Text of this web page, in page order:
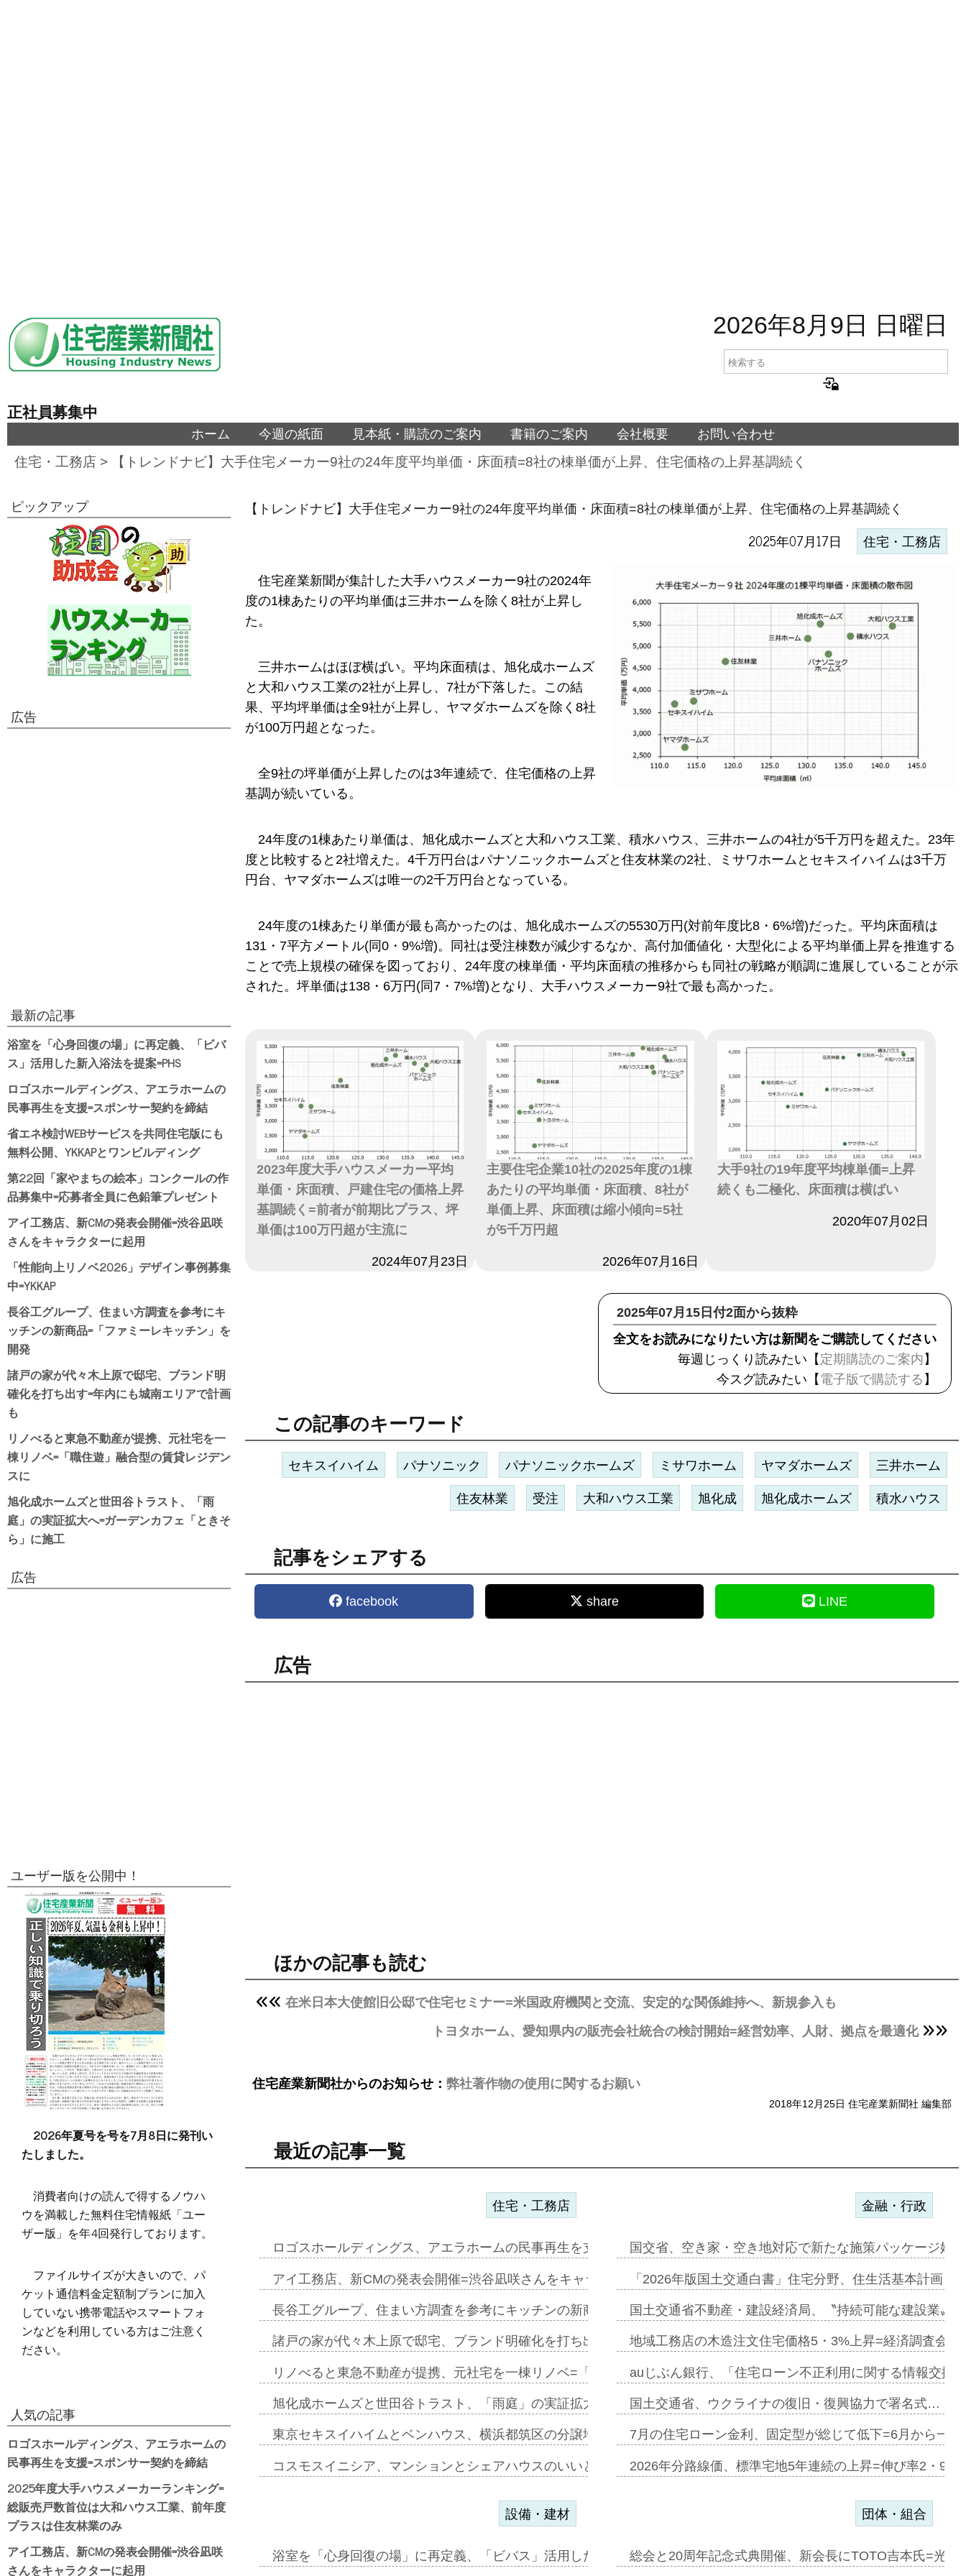
2026年8月9日 日曜日
正社員募集中
ホーム 今週の紙面 見本紙・購読のご案内 書籍のご案内 会社概要 お問い合わせ
住宅・工務店 > 【トレンドナビ】大手住宅メーカー9社の24年度平均単価・床面積=8社の棟単価が上昇、住宅価格の上昇基調続く
【トレンドナビ】大手住宅メーカー9社の24年度平均単価・床面積=8社の棟単価が上昇、住宅価格の上昇基調続く
2025年07月17日 住宅・工務店
住宅産業新聞が集計した大手ハウスメーカー9社の2024年
度の1棟あたりの平均単価は三井ホームを除く8社が上昇し
た。
三井ホームはほぼ横ばい。平均床面積は、旭化成ホームズ
と大和ハウス工業の2社が上昇し、7社が下落した。この結
果、平均坪単価は全9社が上昇し、ヤマダホームズを除く8社
が100万円超となった。
全9社の坪単価が上昇したのは3年連続で、住宅価格の上昇
基調が続いている。
24年度の1棟あたり単価は、旭化成ホームズと大和ハウス工業、積水ハウス、三井ホームの4社が5千万円を超えた。23年
度と比較すると2社増えた。4千万円台はパナソニックホームズと住友林業の2社、ミサワホームとセキスイハイムは3千万
円台、ヤマダホームズは唯一の2千万円台となっている。
24年度の1棟あたり単価が最も高かったのは、旭化成ホームズの5530万円(対前年度比8・6%増)だった。平均床面積は
131・7平方メートル(同0・9%増)。同社は受注棟数が減少するなか、高付加価値化・大型化による平均単価上昇を推進する
ことで売上規模の確保を図っており、24年度の棟単価・平均床面積の推移からも同社の戦略が順調に進展していることが示
された。坪単価は138・6万円(同7・7%増)となり、大手ハウスメーカー9社で最も高かった。
2023年度大手ハウスメーカー平均
単価・床面積、戸建住宅の価格上昇
基調続く=前者が前期比プラス、坪
単価は100万円超が主流に
2024年07月23日
主要住宅企業10社の2025年度の1棟
あたりの平均単価・床面積、8社が
単価上昇、床面積は縮小傾向=5社
が5千万円超
2026年07月16日
大手9社の19年度平均棟単価=上昇
続くも二極化、床面積は横ばい
2020年07月02日
2025年07月15日付2面から抜粋
全文をお読みになりたい方は新聞をご購読してください
毎週じっくり読みたい【 定期購読のご案内 】
今スグ読みたい【 電子版で購読する 】
この記事のキーワード
セキスイハイム パナソニック パナソニックホームズ ミサワホーム ヤマダホームズ 三井ホーム
住友林業 受注 大和ハウス工業 旭化成 旭化成ホームズ 積水ハウス
記事をシェアする
facebook share LINE
広告
ほかの記事も読む
在米日本大使館旧公邸で住宅セミナー=米国政府機関と交流、安定的な関係維持へ、新規参入も
トヨタホーム、愛知県内の販売会社統合の検討開始=経営効率、人財、拠点を最適化
住宅産業新聞社からのお知らせ： 弊社著作物の使用に関するお願い
2018年12月25日 住宅産業新聞社 編集部
最近の記事一覧
住宅・工務店
ロゴスホールディングス、アエラホームの民事再生を支援=スポンサー契約…
アイ工務店、新CMの発表会開催=渋谷凪咲さんをキャラクターに起用…
長谷工グループ、住まい方調査を参考にキッチンの新商品=「ファミーレキ…
諸戸の家が代々木上原で邸宅、ブランド明確化を打ち出す=年内にも城南エ…
リノべると東急不動産が提携、元社宅を一棟リノベ=「職住遊」融合型の賃…
旭化成ホームズと世田谷トラスト、「雨庭」の実証拡大へ=ガーデンカフェ…
東京セキスイハイムとベンハウス、横浜都筑区の分譲地開発で初協業=お互…
コスモスイニシア、マンションとシェアハウスのいいとこどりのコリビング…
金融・行政
国交省、空き家・空き地対応で新たな施策パッケージ始
「2026年版国土交通白書」住宅分野、住生活基本計画
国土交通省不動産・建設経済局、〝持続可能な建設業〟
地域工務店の木造注文住宅価格5・3%上昇=経済調査会
auじぶん銀行、「住宅ローン不正利用に関する情報交換
国土交通省、ウクライナの復旧・復興協力で署名式…
7月の住宅ローン金利、固定型が総じて低下=6月から一
2026年分路線価、標準宅地5年連続の上昇=伸び率2・
設備・建材
浴室を「心身回復の場」に再定義、「ビバス」活用した新入浴法を提案=P…
団体・組合
総会と20周年記念式典開催、新会長にTOTO吉本氏=光
ピックアップ
広告
最新の記事
浴室を「心身回復の場」に再定義、「ビバ
ス」活用した新入浴法を提案=PHS
ロゴスホールディングス、アエラホームの
民事再生を支援=スポンサー契約を締結
省エネ検討WEBサービスを共同住宅版にも
無料公開、YKKAPとワンビルディング
第22回「家やまちの絵本」コンクールの作
品募集中=応募者全員に色鉛筆プレゼント
アイ工務店、新CMの発表会開催=渋谷凪咲
さんをキャラクターに起用
「性能向上リノベ2026」デザイン事例募集
中=YKKAP
長谷工グループ、住まい方調査を参考にキ
ッチンの新商品=「ファミーレキッチン」を
開発
諸戸の家が代々木上原で邸宅、ブランド明
確化を打ち出す=年内にも城南エリアで計画
も
リノべると東急不動産が提携、元社宅を一
棟リノベ=「職住遊」融合型の賃貸レジデン
スに
旭化成ホームズと世田谷トラスト、「雨
庭」の実証拡大へ=ガーデンカフェ「ときそ
ら」に施工
広告
ユーザー版を公開中！
2026年夏号を号を7月8日に発刊い
たしました。
消費者向けの読んで得するノウハ
ウを満載した無料住宅情報紙「ユー
ザー版」を年4回発行しております。
ファイルサイズが大きいので、パ
ケット通信料金定額制プランに加入
していない携帯電話やスマートフォ
ンなどを利用している方はご注意く
ださい。
人気の記事
ロゴスホールディングス、アエラホームの
民事再生を支援=スポンサー契約を締結
2025年度大手ハウスメーカーランキング=
総販売戸数首位は大和ハウス工業、前年度
プラスは住友林業のみ
アイ工務店、新CMの発表会開催=渋谷凪咲
さんをキャラクターに起用